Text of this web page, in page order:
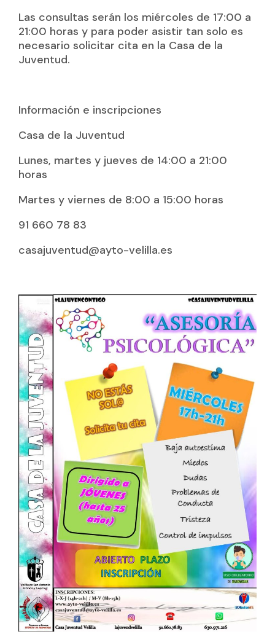
Las consultas serán los miércoles de 17:00 a
21:00 horas y para poder asistir tan solo es
necesario solicitar cita en la Casa de la
Juventud.
Información e inscripciones
Casa de la Juventud
Lunes, martes y jueves de 14:00 a 21:00
horas
Martes y viernes de 8:00 a 15:00 horas
91 660 78 83
casajuventud@ayto-velilla.es